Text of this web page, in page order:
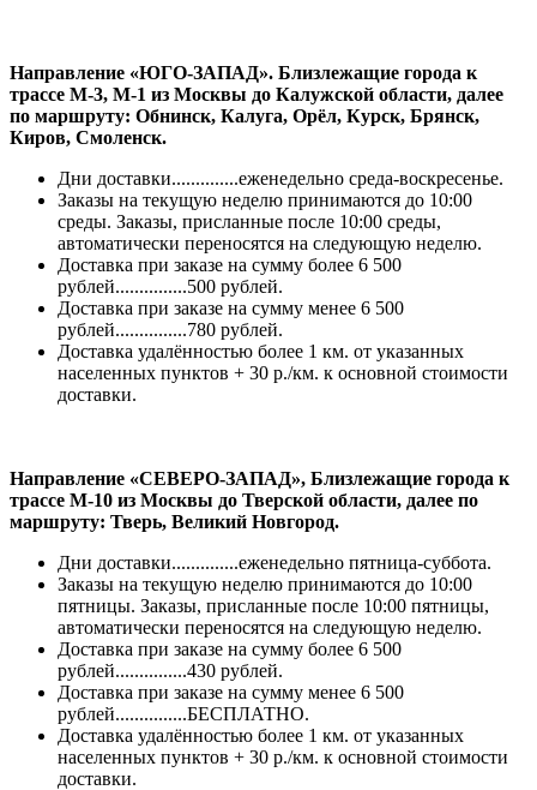
Направление «ЮГО-ЗАПАД». Близлежащие города к
трассе М-3, М-1 из Москвы до Калужской области, далее
по маршруту: Обнинск, Калуга, Орёл, Курск, Брянск,
Киров, Смоленск.
Дни доставки..............еженедельно среда-воскресенье.
Заказы на текущую неделю принимаются до 10:00
среды. Заказы, присланные после 10:00 среды,
автоматически переносятся на следующую неделю.
Доставка при заказе на сумму более 6 500
рублей...............500 рублей.
Доставка при заказе на сумму менее 6 500
рублей...............780 рублей.
Доставка удалённостью более 1 км. от указанных
населенных пунктов + 30 р./км. к основной стоимости
доставки.
Направление «СЕВЕРО-ЗАПАД», Близлежащие города к
трассе М-10 из Москвы до Тверской области, далее по
маршруту: Тверь, Великий Новгород.
Дни доставки..............еженедельно пятница-суббота.
Заказы на текущую неделю принимаются до 10:00
пятницы. Заказы, присланные после 10:00 пятницы,
автоматически переносятся на следующую неделю.
Доставка при заказе на сумму более 6 500
рублей...............430 рублей.
Доставка при заказе на сумму менее 6 500
рублей...............БЕСПЛАТНО.
Доставка удалённостью более 1 км. от указанных
населенных пунктов + 30 р./км. к основной стоимости
доставки.